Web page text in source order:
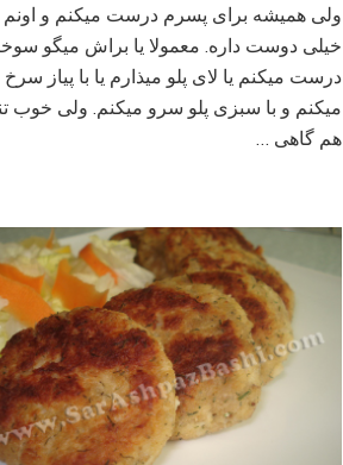
ولی همیشه برای پسرم درست میکنم و اونم
خیلی دوست داره. معمولا یا براش میگو
درست میکنم یا لای پلو میذارم یا با پیاز سرخ
میکنم و با سبزی پلو سرو میکنم. ولی خوب
هم گاهی …